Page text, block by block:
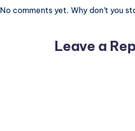
No comments yet. Why don’t you
Leave a